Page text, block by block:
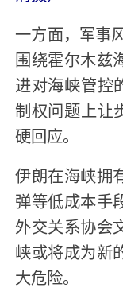
一方面，军事
围绕霍尔木兹
进对海峡管控
制权问题上让
硬回应。
伊朗在海峡拥
弹等低成本手
外交关系协会
峡或将成为新
大危险。